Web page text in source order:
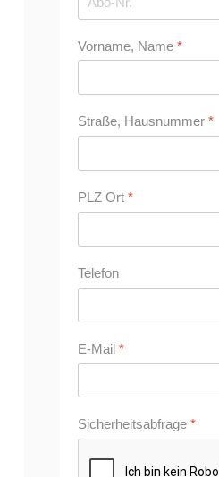
Vorname, Name *
Straße, Hausnummer *
PLZ Ort *
Telefon
E-Mail *
Sicherheitsabfrage *